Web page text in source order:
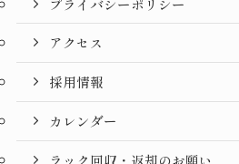
アクセス
採用情報
カレンダー
ラック回収・返却のお願い